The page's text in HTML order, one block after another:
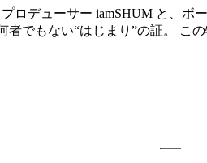
デューサー iamSHUM と、ボ
者でもない“はじまり”の証。